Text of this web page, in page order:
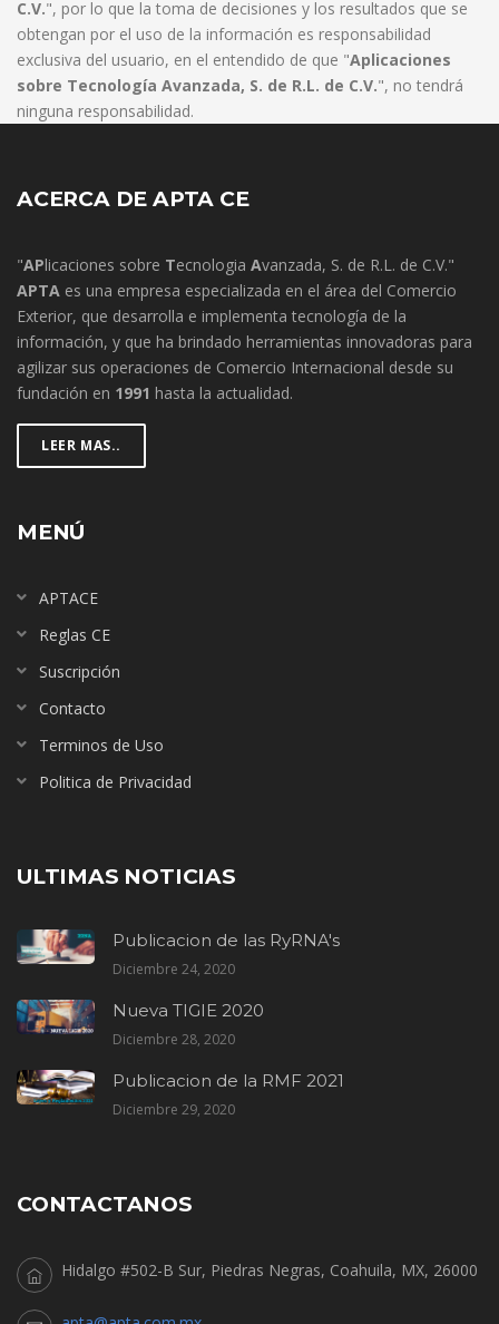
C.V.", por lo que la toma de decisiones y los resultados que se
obtengan por el uso de la información es responsabilidad
exclusiva del usuario, en el entendido de que "Aplicaciones
sobre Tecnología Avanzada, S. de R.L. de C.V.", no tendrá
ninguna responsabilidad.
ACERCA DE APTA CE
"APlicaciones sobre Tecnologia Avanzada, S. de R.L. de C.V."
APTA es una empresa especializada en el área del Comercio
Exterior, que desarrolla e implementa tecnología de la
información, y que ha brindado herramientas innovadoras para
agilizar sus operaciones de Comercio Internacional desde su
fundación en 1991 hasta la actualidad.
LEER MAS..
MENÚ
APTACE
Reglas CE
Suscripción
Contacto
Terminos de Uso
Politica de Privacidad
ULTIMAS NOTICIAS
Publicacion de las RyRNA's
Diciembre 24, 2020
Nueva TIGIE 2020
Diciembre 28, 2020
Publicacion de la RMF 2021
Diciembre 29, 2020
CONTACTANOS
Hidalgo #502-B Sur, Piedras Negras, Coahuila, MX, 26000